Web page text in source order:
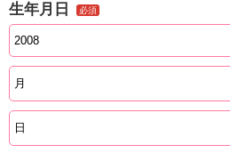
生年月日 必須